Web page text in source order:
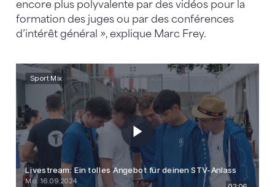
encore plus polyvalente par des vidéos pour la
formation des juges ou par des conférences
d’intérêt général », explique Marc Frey.